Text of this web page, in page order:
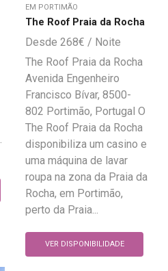
EM PORTIMÃO
The Roof Praia da Rocha
268€
The Roof Praia da Rocha
Avenida Engenheiro
Francisco Bívar, 8500-
802 Portimão, Portugal O
The Roof Praia da Rocha
disponibiliza um casino e
uma máquina de lavar
roupa na zona da Praia da
Rocha, em Portimão,
perto da Praia...
VER DISPONIBILIDADE